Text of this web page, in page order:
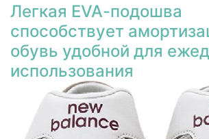
Легкая EVA-подошва
способствует
обувь удобной для
использования